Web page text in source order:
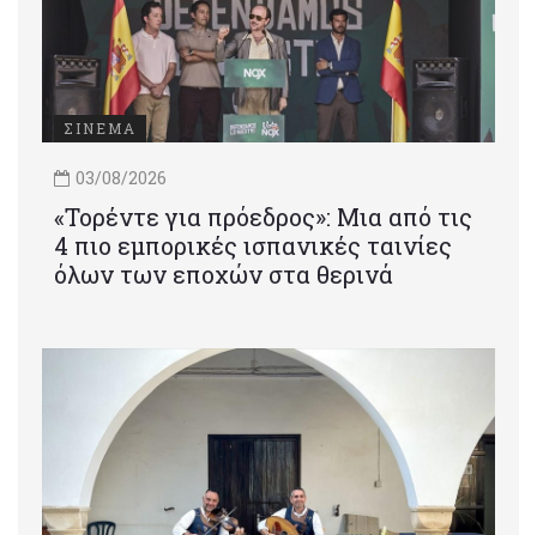
ΣΙΝΕΜΑ
03/08/2026
«Τορέντε για πρόεδρος»: Mια από τις
4 πιο εμπορικές ισπανικές ταινίες
όλων των εποχών στα θερινά